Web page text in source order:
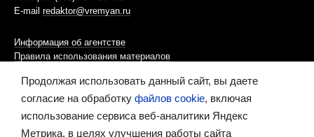
E-mail redaktor@vremyan.ru
Информация об агентстве
Правила использования материалов
Информационная политика использования «cookies»-файлов
Ресурс содержит материалы 16+
Продолжая использовать данный сайт, вы даете
согласие на обработку файлов cookie, включая
использование сервиса веб-аналитики Яндекс
Метрика, в целях улучшения работы сайта